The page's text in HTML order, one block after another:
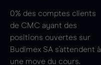
0% des comptes clients
de CMC ayant des
positions ouvertes sur
Budimex SA s'attendent à
une move du cours.